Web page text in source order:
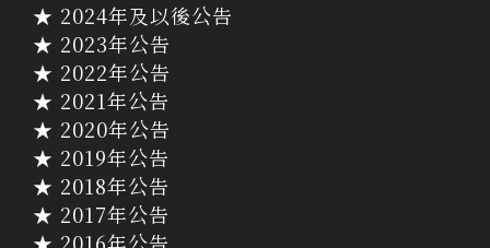
★ 2024年及以後公告
★ 2023年公告
★ 2022年公告
★ 2021年公告
★ 2020年公告
★ 2019年公告
★ 2018年公告
★ 2017年公告